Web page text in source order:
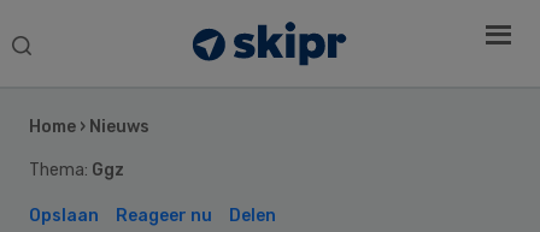
Search
Home › Nieuws
Thema: Ggz
Opslaan Reageer nu Delen
Sidebar